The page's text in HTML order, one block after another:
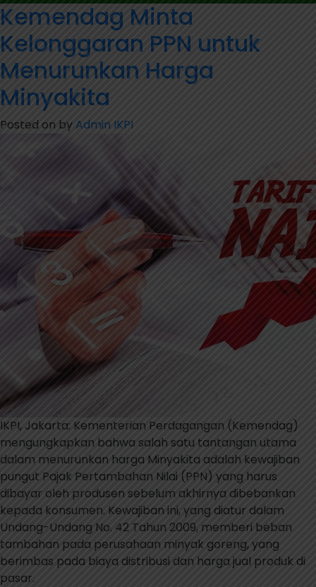
Umum
IKPI
Apresiasi
DJP
Sumsel
Strategis
Kemendag Minta
Kelonggaran PPN untuk
Menurunkan Harga
Minyakita
Posted on byAdmin IKPI
IKPI, Jakarta: Kementerian Perdagangan (Kemendag)
mengungkapkan bahwa salah satu tantangan utama
dalam menurunkan harga Minyakita adalah kewajiban
pungut Pajak Pertambahan Nilai (PPN) yang harus
dibayar oleh produsen sebelum akhirnya dibebankan
kepada konsumen. Kewajiban ini, yang diatur dalam
Undang-Undang No. 42 Tahun 2009, memberi beban
tambahan pada perusahaan minyak goreng, yang
berimbas pada biaya distribusi dan harga jual produk di
pasar.